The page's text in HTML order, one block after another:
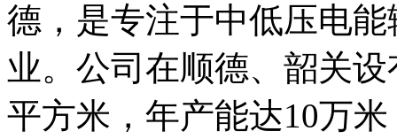
德，是专注于中低压电
业。公司在顺德、韶关
平方米，年产能达10万